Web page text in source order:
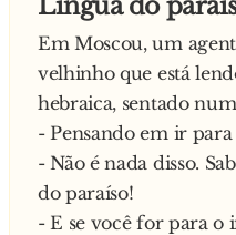
Em Moscou, um
velhinho que está
hebraica, sentado
- Pensando em ir para
- Não é nada disso.
do paraíso!
- E se você for para o